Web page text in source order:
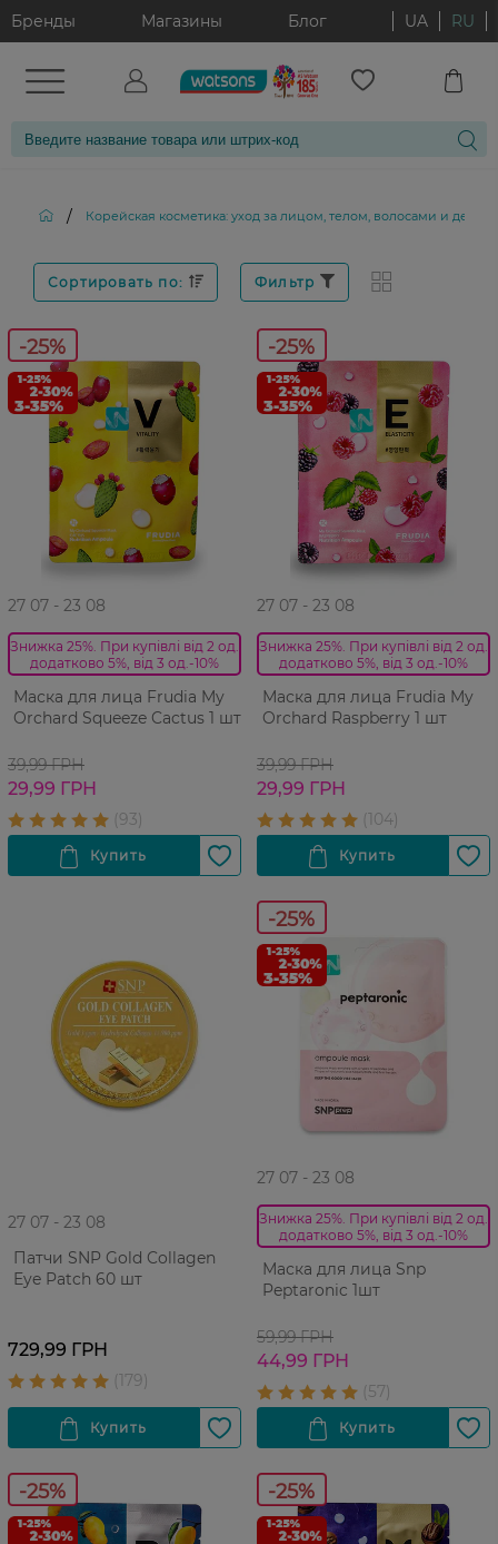
Бренды Магазины Блог UA RU
/ Корейская косметика: уход за лицом, телом, волосами и
Сортировать по: Фильтр
-25%
27 07 - 23 08
Знижка 25%. При купівлі від 2 од.
додатково 5%, від 3 од.-10%
Маска для лица Frudia My
Orchard Squeeze Cactus 1 шт
39,99 ГРН
29,99 ГРН
-25%
27 07 - 23 08
Знижка 25%. При купівлі від 2 од.
додатково 5%, від 3 од.-10%
Маска для лица Frudia My
Orchard Raspberry 1 шт
39,99 ГРН
29,99 ГРН
27 07 - 23 08
Патчи SNP Gold Collagen
Eye Patch 60 шт
729,99 ГРН
-25%
27 07 - 23 08
Знижка 25%. При купівлі від 2 од.
додатково 5%, від 3 од.-10%
Маска для лица Snp
Peptaronic 1шт
59,99 ГРН
44,99 ГРН
-25% -25%